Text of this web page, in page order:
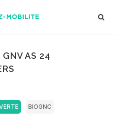
AS 24
BIOGNC